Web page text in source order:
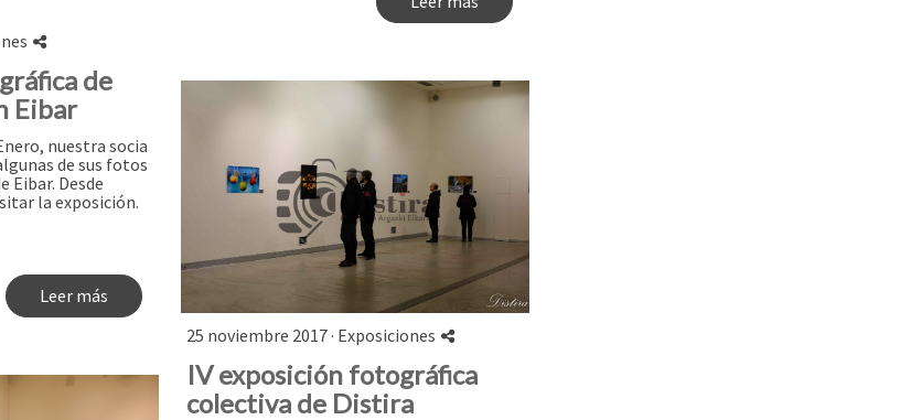
de
Eibar
nuestra socia
de sus fotos
Eibar. Desde
la exposición.
Leer más
25 noviembre 2017 · Exposiciones
IV exposición fotográfica
colectiva de Distira